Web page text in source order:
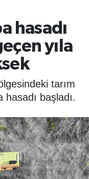
hasadı
yıla
tarım
başladı.